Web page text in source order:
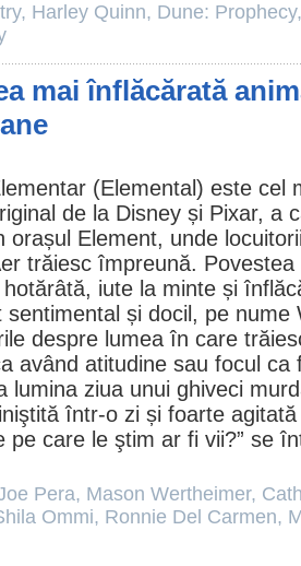
, Harley Quinn, Dune: Prophecy
mai înflăcărată
(Elemental) este cel
de la Disney și Pixar, a
orașul Element, unde
trăiesc împreună.
iute la minte și
și docil, pe nume
despre lumea în care
având atitudine sau focul ca
lumina ziua unui ghiveci
într-o zi și foarte
pe care le ştim ar fi vii?” se
Pera, Mason Wertheimer,
Ommi, Ronnie Del Carmen,